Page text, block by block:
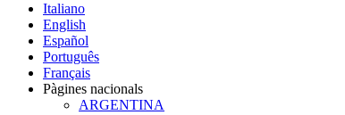
Italiano
English
Español
Português
Français
Pàgines nacionals
ARGENTINA